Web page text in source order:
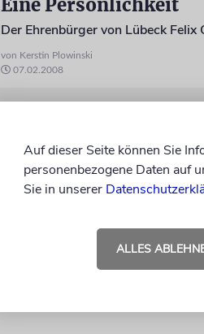
Eine Persönlichkeit
Der Ehrenbürger von Lübeck
von Kerstin Plowinski
07.02.2008
Auf dieser Seite können Sie
personenbezogene Daten auf
Sie in unserer
ALLES